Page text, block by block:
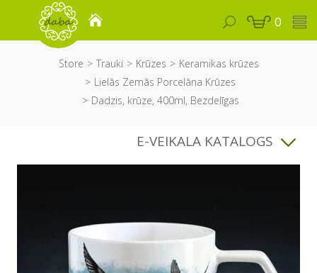
0
Store Trauki Krūzes
Keramikas krūzes
Lielās Zemās Porcelāna Krūzes
Dadzis, krūze, 400ml, Bezdelīgas
E-VEIKALA KATALOGS